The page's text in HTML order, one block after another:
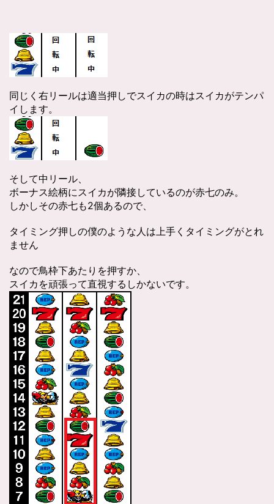
同じく右リールは適当押しでスイカの時はスイカがテンパ
イします。
そして中リール、
ボーナス絵柄にスイカが隣接しているのが赤七のみ。
しかしその赤七も2個あるので、
タイミング押しの僕のような人は上手くタイミングがとれ
ません
なので鳥枠下あたりを押すか、
スイカを頑張って直視するしかないです。